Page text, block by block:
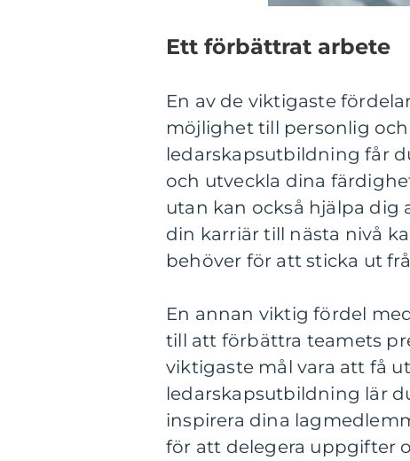
Ett förbättrat arbete
En av de viktigaste
möjlighet till personlig
ledarskapsutbildning får
och utveckla dina
utan kan också hjälpa dig
din karriär till nästa nivå
behöver för att sticka ut
En annan viktig fördel
till att förbättra teamets
viktigaste mål vara att få
ledarskapsutbildning lär
inspirera dina
för att delegera uppgifter